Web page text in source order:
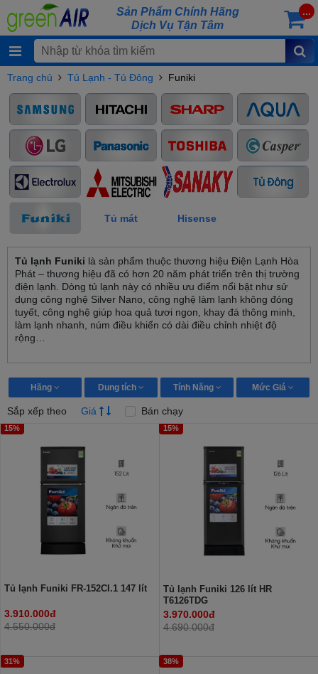
Sản Phẩm Chính Hãng
Dịch Vụ Tận Tâm
...
Trang chủ Tủ Lạnh - Tủ Đông Funiki
Tủ mát Hisense
Tủ lạnh Funiki là sản phẩm thuộc thương hiệu Điện Lạnh Hòa
Phát – thương hiệu đã có hơn 20 năm phát triển trên thị trường
điện lạnh. Dòng tủ lạnh này có nhiều ưu điểm nổi bật như sử
dụng công nghệ Silver Nano, công nghệ làm lạnh không đóng
tuyết, công nghệ giúp hoa quả tươi ngon, khay đá thông minh,
làm lạnh nhanh, núm điều khiển có dài điều chỉnh nhiệt độ
rộng…
Hãng Dung tích Tính Năng Mức Giá
Sắp xếp theo Giá Bán chạy
15%
Tủ lạnh Funiki FR-152CI.1 147 lít
3.910.000đ
4.550.000đ
15%
Tủ lạnh Funiki 126 lít HR
T6126TDG
3.970.000đ
4.690.000đ
31% 38%